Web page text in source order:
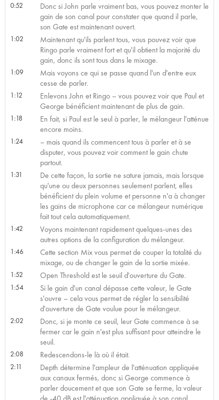
0:52
Donc si John parle vraiment bas, vous pouvez monter le
gain de son canal pour constater que quand il parle,
son Gate est maintenant ouvert.
1:02
Maintenant qu'ils parlent tous, vous pouvez voir que
Ringo parle vraiment fort et qu'il obtient la majorité du
gain, donc ils sont tous dans le mixage.
1:09
Mais voyons ce qui se passe quand l'un d'entre eux
cesse de parler.
1:12
Enlevons John et Ringo – vous pouvez voir que Paul et
George bénéficient maintenant de plus de gain.
1:18
En fait, si Paul est le seul à parler, le mélangeur l'atténue
encore moins.
1:24
– mais quand ils commencent tous à parler et à se
disputer, vous pouvez voir comment le gain chute
partout.
1:31
De cette façon, la sortie ne sature jamais, mais lorsque
qu'une ou deux personnes seulement parlent, elles
bénéficient du plein volume et personne n'a à changer
les gains de microphone car ce mélangeur numérique
fait tout cela automatiquement.
1:42
Voyons maintenant rapidement quelques-unes des
autres options de la configuration du mélangeur.
1:46
Cette section Mix vous permet de couper la totalité du
mixage, ou de changer le gain de la sortie mixée.
1:52 Open Threshold est le seuil d'ouverture du Gate.
1:54
Si le gain d'un canal dépasse cette valeur, le Gate
s'ouvre – cela vous permet de régler la sensibilité
d'ouverture de Gate voulue pour le mélangeur.
2:02
Donc, si je monte ce seuil, leur Gate commence à se
fermer car le gain n'est plus suffisant pour atteindre le
seuil.
2:08 Redescendons-le là où il était.
2:11
Depth détermine l'ampleur de l'atténuation appliquée
aux canaux fermés, donc si George commence à
parler doucement et que son Gate se ferme, la valeur